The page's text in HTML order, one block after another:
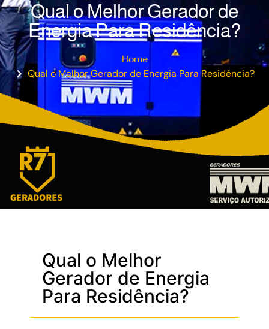
Qual o Melhor Gerador de
Energia Para Residência?
Home
Qual o Melhor Gerador de Energia Para Residência?
Qual o Melhor
Gerador de Energia
Para Residência?